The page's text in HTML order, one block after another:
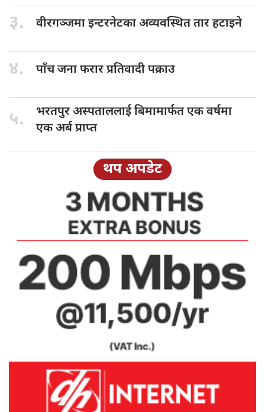
३. वीरगञ्जमा इन्टरनेटकाअव्यवस्थित तार हटाइने
४. पाँच जनाफरार प्रतिवादी पक्राउ
५. भरतपुर अस्पताललाईबिमामार्फत एक वर्षमा
एक अर्ब प्राप्त
थप अपडेट